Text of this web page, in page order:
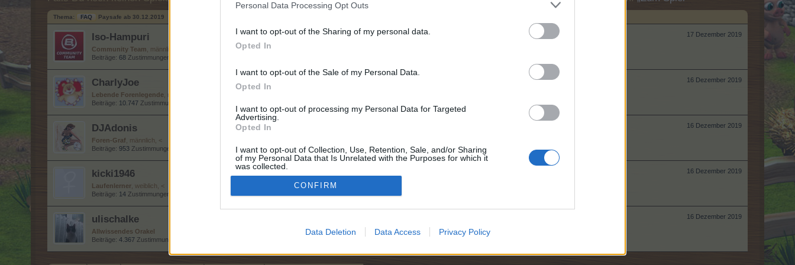
Personal Data Processing Opt Outs
I want to opt-out of the Sharing of my personal data.
Opted In
I want to opt-out of the Sale of my Personal Data.
Opted In
I want to opt-out of processing my Personal Data for Targeted
Advertising.
Opted In
I want to opt-out of Collection, Use, Retention, Sale, and/or Sharing
of my Personal Data that Is Unrelated with the Purposes for which it
was collected.
Opted Out
CONFIRM
Data Deletion Data Access Privacy Policy
Thema: FAQ Paysafe ab 30.12.2019
17 Dezember 2019
Iso-Hampuri
Community Team , männlich, <
Beiträge: 68 Zustimmungen:
16 Dezember 2019
CharlyJoe
Lebende Forenlegende , männlich
Beiträge: 10.747 Zustimmungen:
16 Dezember 2019
DJAdonis
Foren-Graf , männlich, <
Beiträge: 953 Zustimmungen: Punkte für Erfolge: 1.150
16 Dezember 2019
kicki1946
Laufenlerner , weiblich, <
Beiträge: 14 Zustimmungen: Punkte für Erfolge:
16 Dezember 2019
ulischalke
Allwissendes Orakel
Beiträge: 4.367 Zustimmungen: